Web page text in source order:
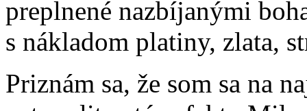
preplnené nazbíjanými
s nákladom platiny, zlata,
Priznám sa, že som sa na